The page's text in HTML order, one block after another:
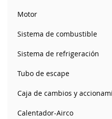
Motor
Sistema de combustible
Sistema de refrigeración
Tubo de escape
Caja de cambios y
Calentador-Airco